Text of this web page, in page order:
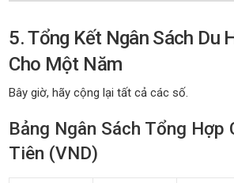
5. Tổng Kết Ngân Sách Du
Cho Một Năm
Bây giờ, hãy cộng lại tất cả các số.
Bảng Ngân Sách Tổng Hợp
Tiên (VND)